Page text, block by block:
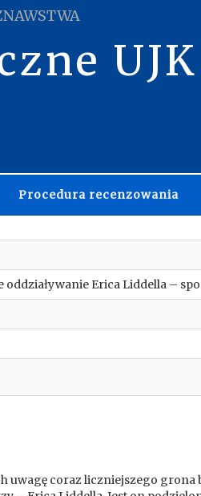
UJK
Procedura recenzowania
Erica Liddella –
coraz liczniejszego grona